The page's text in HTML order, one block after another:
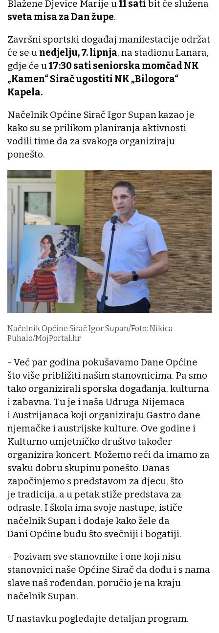
Blažene Djevice Marije u11 sati bit će služena
sveta misa za Dan župe.
Završni sportski događaj manifestacije održat
će se u nedjelju, 7. lipnja, na stadionu Lanara,
gdje će u17:30 sati seniorska momčad NK
„Kamen“ Sirač ugostiti NK „Bilogora“
Kapela.
Načelnik Općine Sirač Igor Supan kazao je
kako su se prilikom planiranja aktivnosti
vodili time da za svakoga organiziraju
ponešto.
Načelnik Općine Sirač Igor Supan/Foto: Nikica
Puhalo/MojPortal.hr
- Već par godina pokušavamo Dane Općine
što više približiti našim stanovnicima. Pa smo
tako organizirali sporska događanja, kulturna
i zabavna. Tu je i naša Udruga Nijemaca
i Austrijanaca koji organiziraju Gastro dane
njemačke i austrijske kulture. Ove godine i
Kulturno umjetničko društvo također
organizira koncert. Možemo reći da imamo za
svaku dobru skupinu ponešto. Danas
započinjemo s predstavom za djecu, što
je tradicija, a u petak stiže predstava za
odrasle. I škola ima svoje nastupe, ističe
načelnik Supan i dodaje kako žele da
Dani Općine budu što svečniji i bogatiji.
- Pozivam sve stanovnike i one koji nisu
stanovnici naše Općine Sirač da dođu i s nama
slave naš rođendan, poručio je na kraju
načelnik Supan.
U nastavku pogledajte detaljan program.